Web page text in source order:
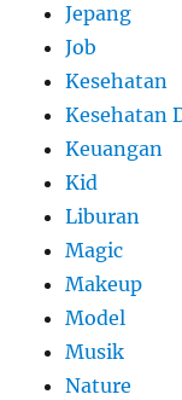
Jepang
Job
Kesehatan
Kesehatan
Keuangan
Kid
Liburan
Magic
Makeup
Model
Musik
Nature